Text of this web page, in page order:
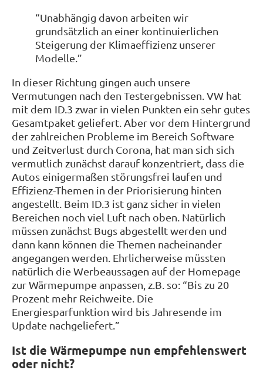
“Unabhängig davon arbeiten wir
grundsätzlich an einer kontinuierlichen
Steigerung der Klimaeffizienz unserer
Modelle.”
In dieser Richtung gingen auch unsere
Vermutungen nach den Testergebnissen. VW hat
mit dem ID.3 zwar in vielen Punkten ein sehr gutes
Gesamtpaket geliefert. Aber vor dem Hintergrund
der zahlreichen Probleme im Bereich Software
und Zeitverlust durch Corona, hat man sich sich
vermutlich zunächst darauf konzentriert, dass die
Autos einigermaßen störungsfrei laufen und
Effizienz-Themen in der Priorisierung hinten
angestellt. Beim ID.3 ist ganz sicher in vielen
Bereichen noch viel Luft nach oben. Natürlich
müssen zunächst Bugs abgestellt werden und
dann kann können die Themen nacheinander
angegangen werden. Ehrlicherweise müssten
natürlich die Werbeaussagen auf der Homepage
zur Wärmepumpe anpassen, z.B. so: “Bis zu 20
Prozent mehr Reichweite. Die
Energiesparfunktion wird bis Jahresende im
Update nachgeliefert.”
Ist die Wärmepumpe nun empfehlenswert
oder nicht?